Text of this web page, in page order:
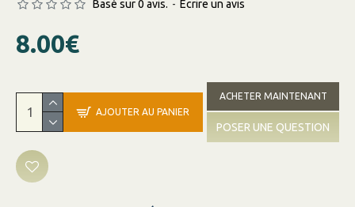
Basé sur 0 avis. - Écrire un avis
8.00€
AJOUTER AU PANIER
ACHETER MAINTENANT
POSER UNE QUESTION